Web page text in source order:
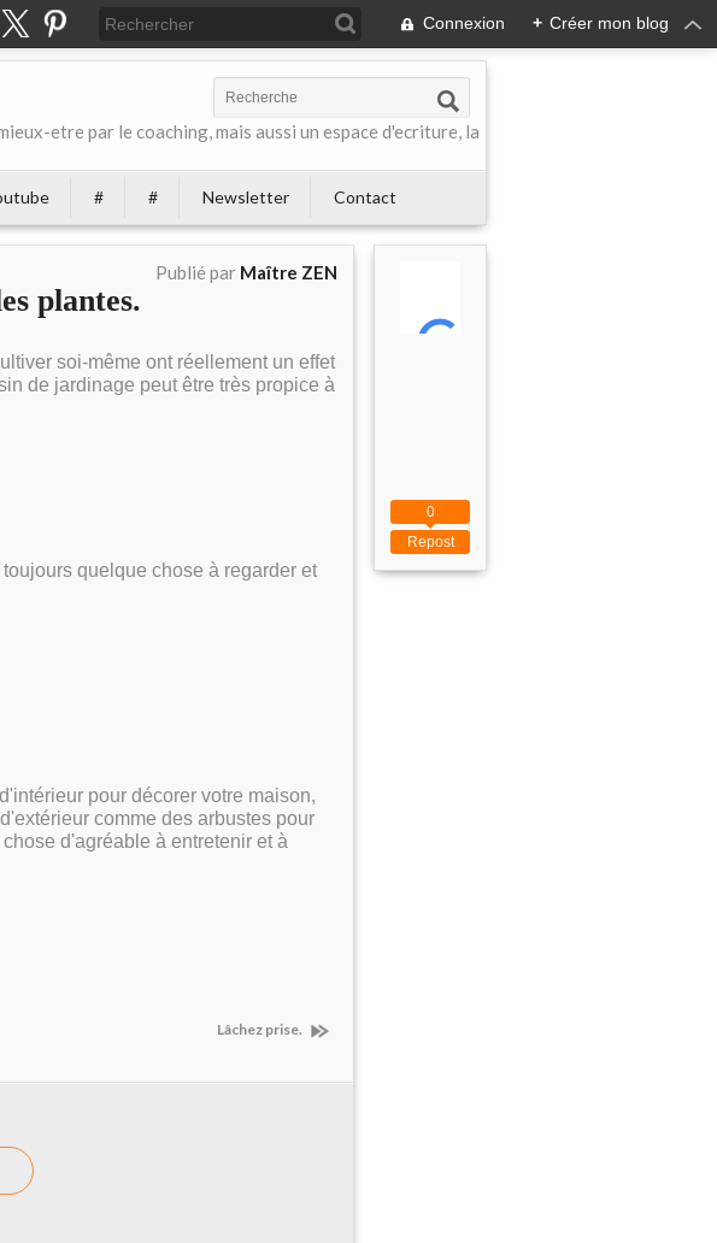
Connexion + Créer mon blog
etre par le coaching, mais aussi un espace d'ecriture, la
# # Newsletter Contact
Publié par Maître ZEN
plantes.
soi-même ont réellement un effet
de jardinage peut être très propice à
quelque chose à regarder et
pour décorer votre maison,
comme des arbustes pour
d'agréable à entretenir et à
Lâchez prise.
Repost
0